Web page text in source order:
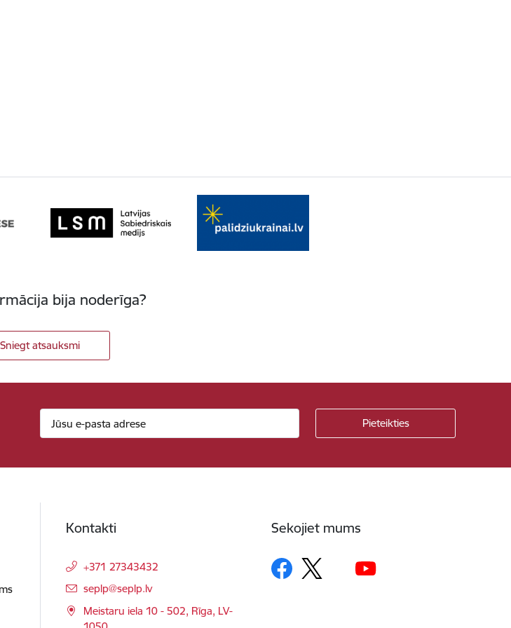
bija noderīga?
Sniegt atsauksmi
Kontakti
+371 27343432
E-pasts:
seplp@seplp.lv
Meistaru iela 10 - 502, Rīga, LV-
Sekojiet mums